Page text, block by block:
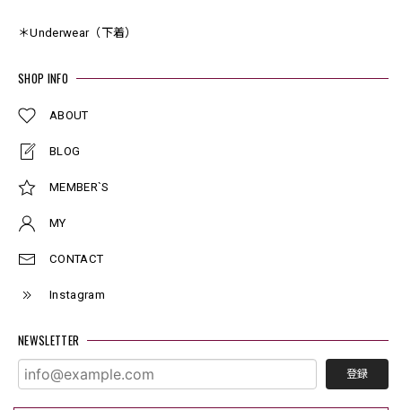
＊Underwear（下着）
SHOP INFO
ABOUT
BLOG
MEMBER`S
MY
CONTACT
Instagram
NEWSLETTER
登録